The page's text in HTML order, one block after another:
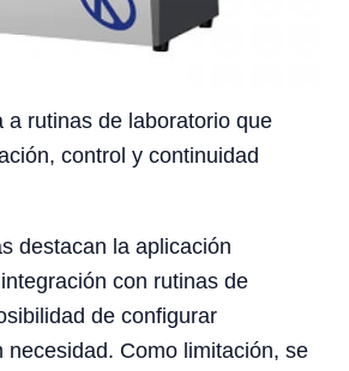
a rutinas de laboratorio que
control y continuidad
destacan la aplicación
con rutinas de
de configurar
necesidad. Como limitación, se